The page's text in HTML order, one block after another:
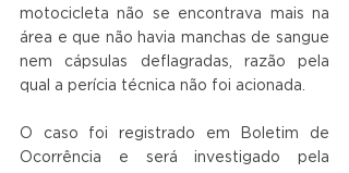
motocicleta não se encontrava mais na
área e que não havia manchas de sangue
nem cápsulas deflagradas, razão pela
qual a perícia técnica não foi acionada.
O caso foi registrado em Boletim de
Ocorrência e será investigado pela